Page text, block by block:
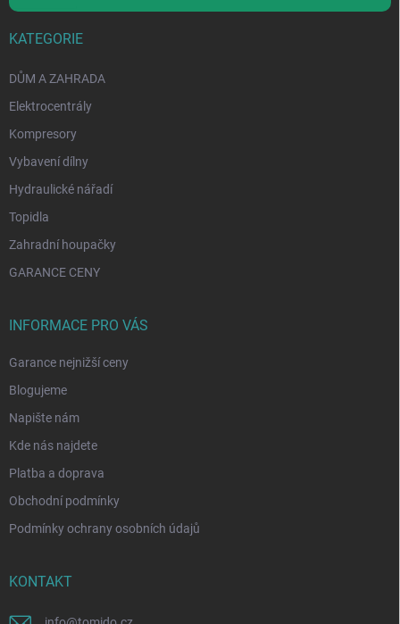
KATEGORIE
DŮM A ZAHRADA
Elektrocentrály
Kompresory
Vybavení dílny
Hydraulické nářadí
Topidla
Zahradní houpačky
GARANCE CENY
INFORMACE PRO VÁS
Garance nejnižší ceny
Blogujeme
Napište nám
Kde nás najdete
Platba a doprava
Obchodní podmínky
Podmínky ochrany osobních údajů
KONTAKT